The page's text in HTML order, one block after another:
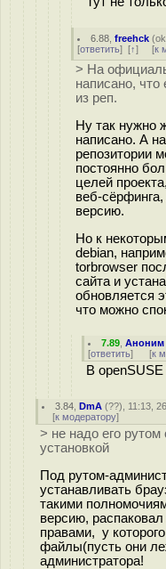
6.88 ,freehck (ok
[ответить] [↑] [к
> На
написано, что
из реп.
Ну так нужно
написано. А
репозитории
постоянно
целей
веб-
версию.
Но к
debian,
torbrowser
сайта и
обновляется
что можно
7.89 ,Аноним
[ответить] [к
В openSUSE
3.84 ,DmA (??), 11:13,
[к модератору]
> не надо его
установкой
Под рутом-
устанавливать
такими
версию,
правами, у
файлы(пусть они
администратора!